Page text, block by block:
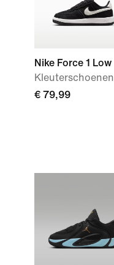
Nike Force 1 Low
Kleuterschoenen
€ 79,99